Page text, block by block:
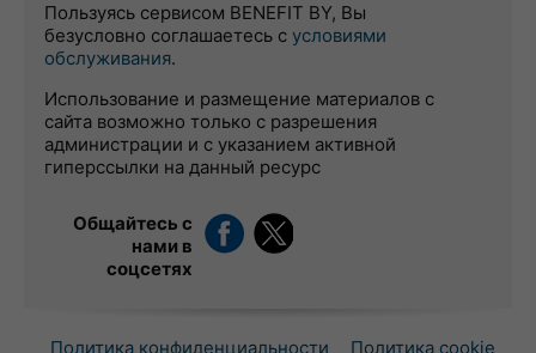
Пользуясь сервисом BENEFIT BY, Вы
безусловно соглашаетесь с условиями
обслуживания.
Использование и размещение материалов с
сайта возможно только с разрешения
администрации и с указанием активной
гиперссылки на данный ресурс
Общайтесь с
нами в
соцсетях
Политика конфиденциальности Политика cookie